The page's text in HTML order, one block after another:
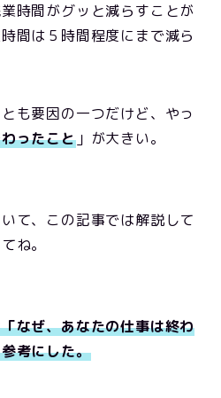
時間がグッと減らすことが
間は５時間程度にまで減ら
も要因の一つだけど、やっ
ったこと」が大きい。
て、この記事では解説して
ね。
なぜ、あなたの仕事は終わ
考にした。